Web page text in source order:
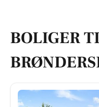
BOLIGER